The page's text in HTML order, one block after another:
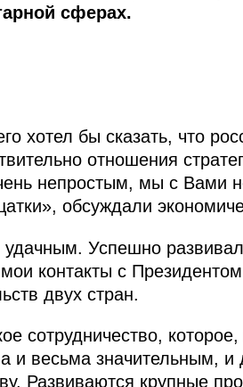
сферах.
хотел бы сказать, что
отношения
непростым, мы с Вами
обсуждали
Успешно
контакты с
двух стран.
сотрудничество,
и весьма значительным,
Развиваются крупные